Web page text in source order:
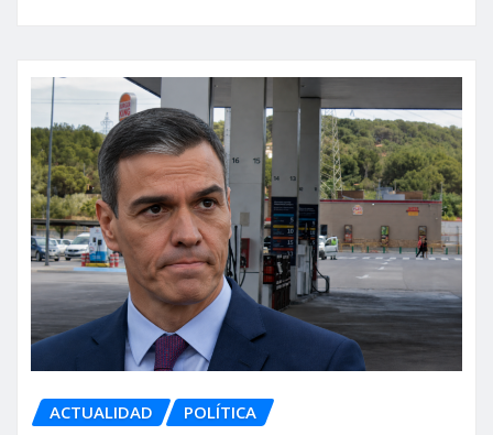
ACTUALIDAD POLÍTICA